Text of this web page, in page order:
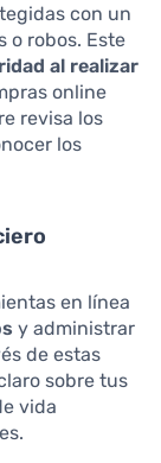
con un
o robos. Este
al realizar
online
revisa los
los
en línea
y administrar
de estas
sobre tus
vida